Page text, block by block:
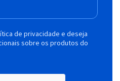
de privacidade e deseja
sobre os produtos do